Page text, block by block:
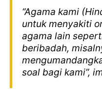
“Agama kami
untuk menyakiti
agama lain
beribadah,
soal bagi kami”,